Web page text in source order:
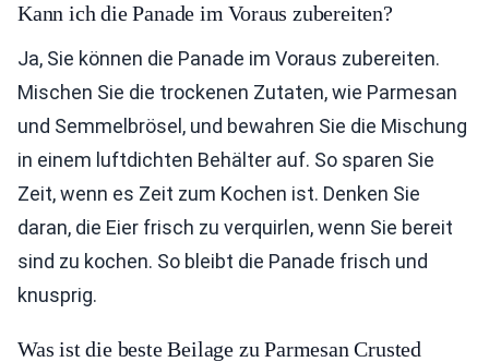
Kann ich die Panade im Voraus zubereiten?
Ja, Sie können die Panade im Voraus zubereiten.
Mischen Sie die trockenen Zutaten, wie Parmesan
und Semmelbrösel, und bewahren Sie die Mischung
in einem luftdichten Behälter auf. So sparen Sie
Zeit, wenn es Zeit zum Kochen ist. Denken Sie
daran, die Eier frisch zu verquirlen, wenn Sie bereit
sind zu kochen. So bleibt die Panade frisch und
knusprig.
Was ist die beste Beilage zu Parmesan Crusted